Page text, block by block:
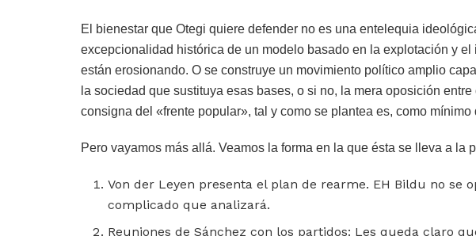
El bienestar que Otegi quiere defender no es una entelequia
excepcionalidad histórica de un modelo basado en la explotación y
están erosionando. O se construye un movimiento político amplio
la sociedad que sustituya esas bases, o si no, la mera oposición
consigna del «frente popular», tal y como se plantea es, como mínimo
Pero vayamos más allá. Veamos la forma en la que ésta se lleva a la
Von der Leyen presenta el plan de rearme. EH Bildu no se
complicado que analizará.
Reuniones de Sánchez con los partidos: Les queda claro